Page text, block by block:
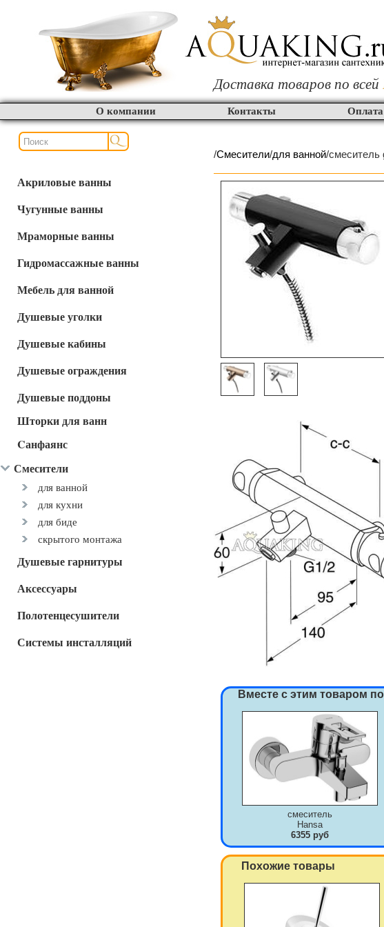
Доставка товаров по всей
О компании Контакты Оплата
Акриловые ванны
Чугунные ванны
Мраморные ванны
Гидромассажные ванны
Мебель для ванной
Душевые уголки
Душевые кабины
Душевые ограждения
Душевые поддоны
Шторки для ванн
Cанфаянс
Смесители
для ванной
для кухни
для биде
скрытого монтажа
Душевые гарнитуры
Аксессуары
Полотенцесушители
Системы инсталляций
/Смесители/для ванной/смеситель
Вместе с этим товаром
смеситель
Hansa
6355 руб
Похожие товары